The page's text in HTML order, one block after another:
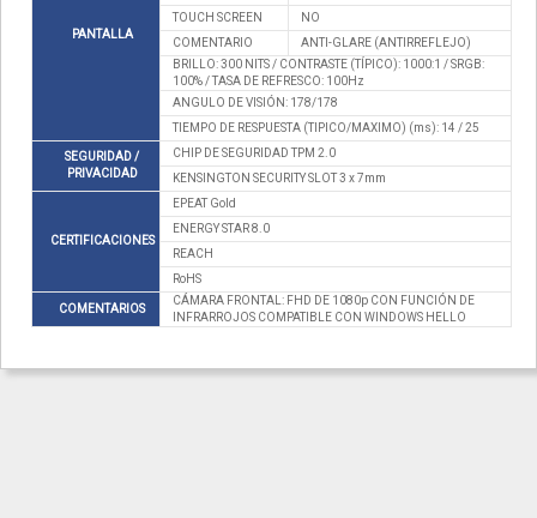
PANTALLA
TOUCH SCREEN
NO
COMENTARIO
ANTI-GLARE (ANTIRREFLEJO)
BRILLO: 300 NITS / CONTRASTE (TÍPICO): 1000:1 / SRGB:
100% / TASA DE REFRESCO: 100Hz
ANGULO DE VISIÓN: 178/178
TIEMPO DE RESPUESTA (TIPICO/MAXIMO) (ms): 14 / 25
SEGURIDAD /
PRIVACIDAD
CHIP DE SEGURIDAD TPM 2.0
KENSINGTON SECURITY SLOT 3 x 7mm
CERTIFICACIONES
EPEAT Gold
ENERGY STAR 8.0
REACH
RoHS
COMENTARIOS
CÁMARA FRONTAL: FHD DE 1080p CON FUNCIÓN DE
INFRARROJOS COMPATIBLE CON WINDOWS HELLO